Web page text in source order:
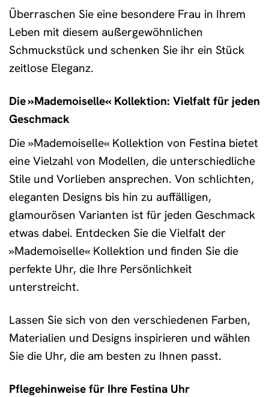
Überraschen Sie eine besondere Frau in Ihrem
Leben mit diesem außergewöhnlichen
Schmuckstück und schenken Sie ihr ein Stück
zeitlose Eleganz.
Die »Mademoiselle« Kollektion: Vielfalt für jeden
Geschmack
Die »Mademoiselle« Kollektion von Festina bietet
eine Vielzahl von Modellen, die unterschiedliche
Stile und Vorlieben ansprechen. Von schlichten,
eleganten Designs bis hin zu auffälligen,
glamourösen Varianten ist für jeden Geschmack
etwas dabei. Entdecken Sie die Vielfalt der
»Mademoiselle« Kollektion und finden Sie die
perfekte Uhr, die Ihre Persönlichkeit
unterstreicht.
Lassen Sie sich von den verschiedenen Farben,
Materialien und Designs inspirieren und wählen
Sie die Uhr, die am besten zu Ihnen passt.
Pflegehinweise für Ihre Festina Uhr